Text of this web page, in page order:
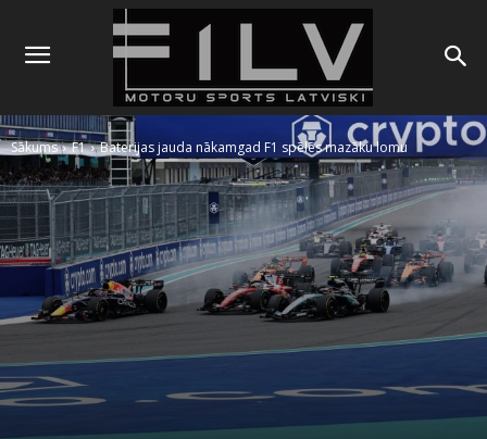
Sākums F1 Baterijas jauda nākamgad F1 spēlēs mazāku lomu